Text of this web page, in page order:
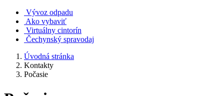
Vývoz odpadu
Ako vybaviť
Virtuálny cintorín
Čechynský spravodaj
Úvodná stránka
Kontakty
Počasie